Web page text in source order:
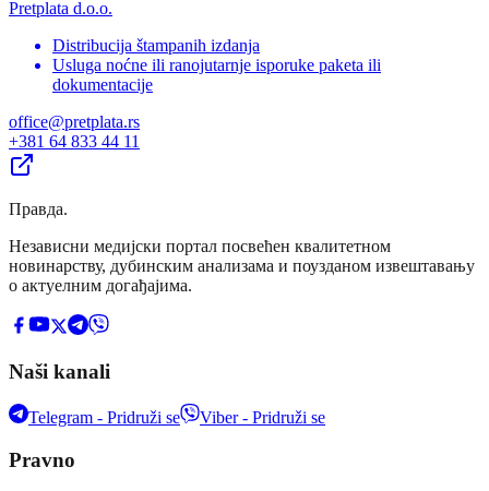
Pretplata d.o.o.
Distribucija štampanih izdanja
Usluga noćne ili ranojutarnje isporuke paketa ili
dokumentacije
office@pretplata.rs
+381 64 833 44 11
Правда.
Независни медијски портал посвећен квалитетном
новинарству, дубинским анализама и поузданом извештавању
о актуелним догађајима.
Naši kanali
Telegram - Pridruži se Viber - Pridruži se
Pravno